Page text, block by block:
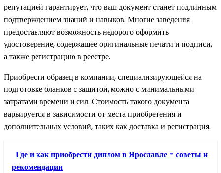
репутацией гарантирует, что ваш документ станет подлинным
подтверждением знаний и навыков. Многие заведения
предоставляют возможность недорого оформить
удостоверение, содержащее оригинальные печати и подписи,
а также регистрацию в реестре.
Приобрести образец в компании, специализирующейся на
подготовке бланков с защитой, можно с минимальными
затратами времени и сил. Стоимость такого документа
варьируется в зависимости от места приобретения и
дополнительных условий, таких как доставка и регистрация.
Где и как приобрести диплом в Ярославле - советы и
рекомендации